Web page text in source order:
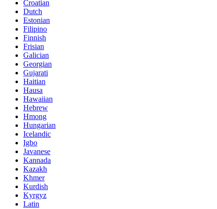
Croatian
Dutch
Estonian
Filipino
Finnish
Frisian
Galician
Georgian
Gujarati
Haitian
Hausa
Hawaiian
Hebrew
Hmong
Hungarian
Icelandic
Igbo
Javanese
Kannada
Kazakh
Khmer
Kurdish
Kyrgyz
Latin